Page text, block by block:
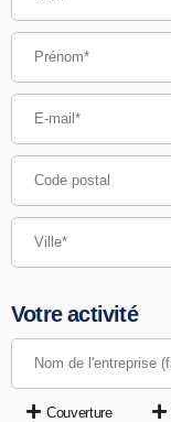
Votre activité
Couverture